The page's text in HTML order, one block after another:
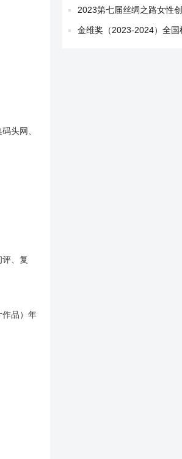
头网、
、复
作品）年